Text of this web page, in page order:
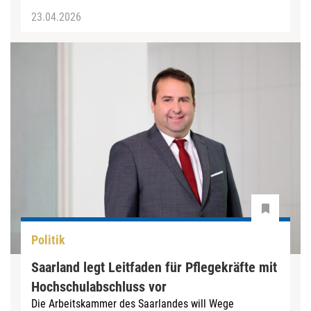
23.04.2026
Politik
Saarland legt Leitfaden für Pflegekräfte mit
Hochschulabschluss vor
Die Arbeitskammer des Saarlandes will Wege